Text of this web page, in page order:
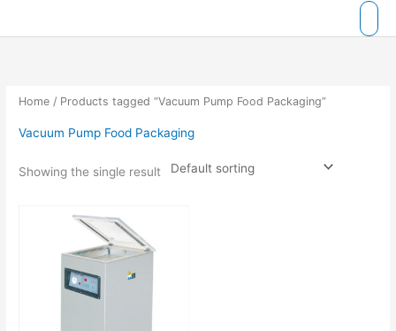
Home / Products tagged “Vacuum Pump Food Packaging”
Vacuum Pump Food Packaging
Showing the single result